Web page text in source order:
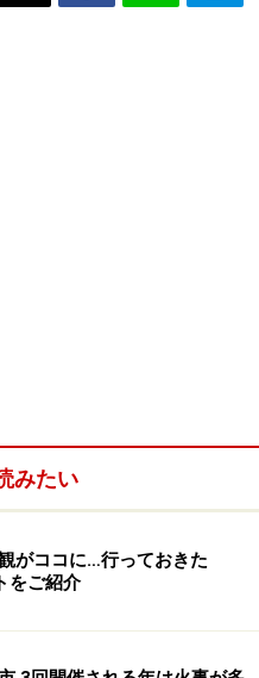
みたい
がココに…行っておきた
をご紹介